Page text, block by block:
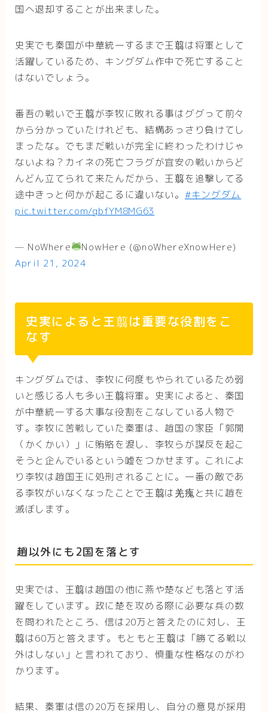
国へ退却することが出来ました。
史実でも秦国が中華統一するまで王翦は将軍として
活躍しているため、キングダム作中で死亡すること
はないでしょう。
番吾の戦いで王翦が李牧に敗れる事はググって前々
から分かっていたけれども、結構あっさり負けてし
まったな。でもまだ戦いが完全に終わったわけじゃ
ないよね？カイネの死亡フラグが宜安の戦いからど
んどん立てられて来たんだから、王翦を追撃してる
途中きっと何かが起こるに違いない。 #キングダム
pic.twitter.com/gbfYM8MG63
— NoWhere
NowHere (@noWhereXnowHere)
April 21, 2024
史実によると王翦は重要な役割をこ
なす
キングダムでは、李牧に何度もやられているため弱
いと感じる人も多い王翦将軍。史実によると、秦国
が中華統一する大事な役割をこなしている人物で
す。李牧に苦戦していた秦軍は、趙国の家臣「郭開
（かくかい）」に賄賂を渡し、李牧らが謀反を起こ
そうと企んでいるという嘘をつかせます。これによ
り李牧は趙国王に処刑されることに。一番の敵であ
る李牧がいなくなったことで王翦は羌瘣と共に趙を
滅ぼします。
趙以外にも2国を落とす
史実では、王翦は趙国の他に燕や楚なども落とす活
躍をしています。政に楚を攻める際に必要な兵の数
を問われたところ、信は20万と答えたのに対し、王
翦は60万と答えます。もともと王翦は「勝てる戦以
外はしない」と言われており、慎重な性格なのがわ
かります。
結果、秦軍は信の20万を採用し、自分の意見が採用